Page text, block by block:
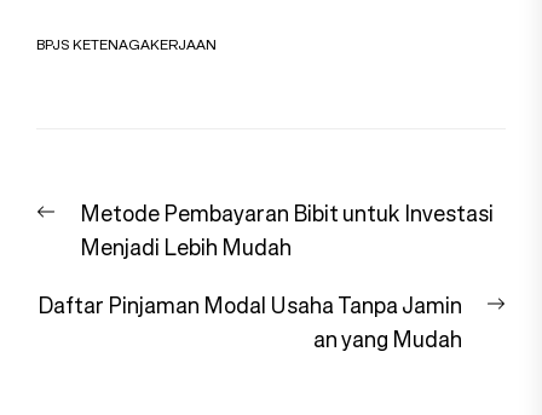
BPJS KETENAGAKERJAAN
pos
Previous
post:
Metode Pembayaran Bibit untuk Investasi
Menjadi Lebih Mudah
Daftar Pinjaman Modal Usaha Tanpa Jamin
an yang Mudah